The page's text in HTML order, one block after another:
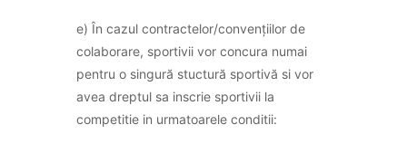
e) În cazul contractelor/convențiilor de
colaborare, sportivii vor concura numai
pentru o singură stuctură sportivă si vor
avea dreptul sa inscrie sportivii la
competitie in urmatoarele conditii: